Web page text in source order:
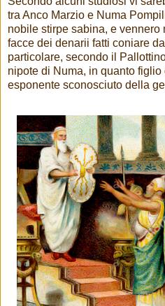
tra Anco Marzio e Numa
nobile stirpe sabina, e
facce dei denarii fatti coniare
particolare, secondo il
nipote di Numa, in quanto
esponente sconosciuto della